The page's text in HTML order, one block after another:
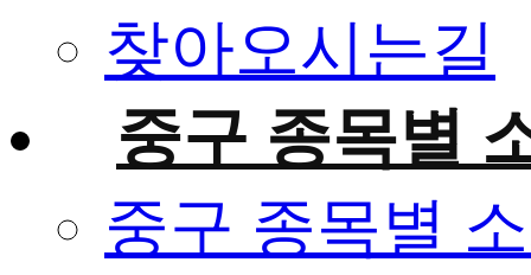
찾아오시는길
중구 종목별
중구 종목별